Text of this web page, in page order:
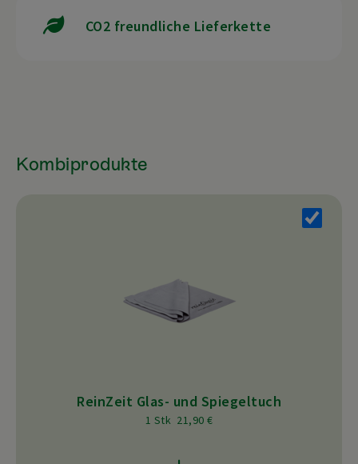
CO2 freundliche Lieferkette
Kombiprodukte
ReinZeit Glas- und Spiegeltuch
1 Stk 21,90 €